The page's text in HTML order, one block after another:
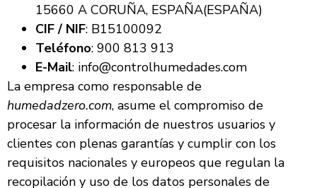
15660 A CORUÑA, ESPAÑA(ESPAÑA)
CIF / NIF: B15100092
Teléfono: 900 813 913
E-Mail: info@controlhumedades.com
La empresa como responsable de
humedadzero.com, asume el compromiso de
procesar la información de nuestros usuarios y
clientes con plenas garantías y cumplir con los
requisitos nacionales y europeos que regulan la
recopilación y uso de los datos personales de